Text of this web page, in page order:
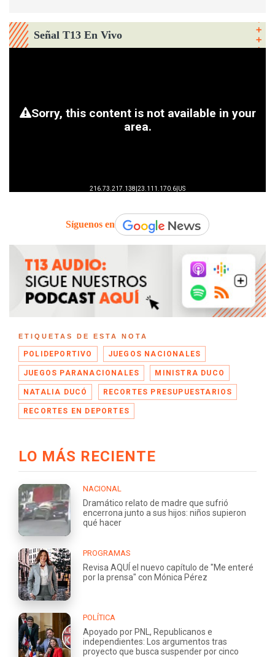
Señal T13 En Vivo
Síguenos en
ETIQUETAS DE ESTA NOTA
POLIDEPORTIVO JUEGOS NACIONALES
JUEGOS PARANACIONALES MINISTRA DUCO
NATALIA DUCÓ RECORTES PRESUPUESTARIOS
RECORTES EN DEPORTES
LO MÁS RECIENTE
NACIONAL
Dramático relato de madre que sufrió
encerrona junto a sus hijos: niños supieron
qué hacer
PROGRAMAS
Revisa AQUÍ el nuevo capítulo de "Me enteré
por la prensa" con Mónica Pérez
POLÍTICA
Apoyado por PNL, Republicanos e
independientes: Los argumentos tras
proyecto que busca suspender por cinco